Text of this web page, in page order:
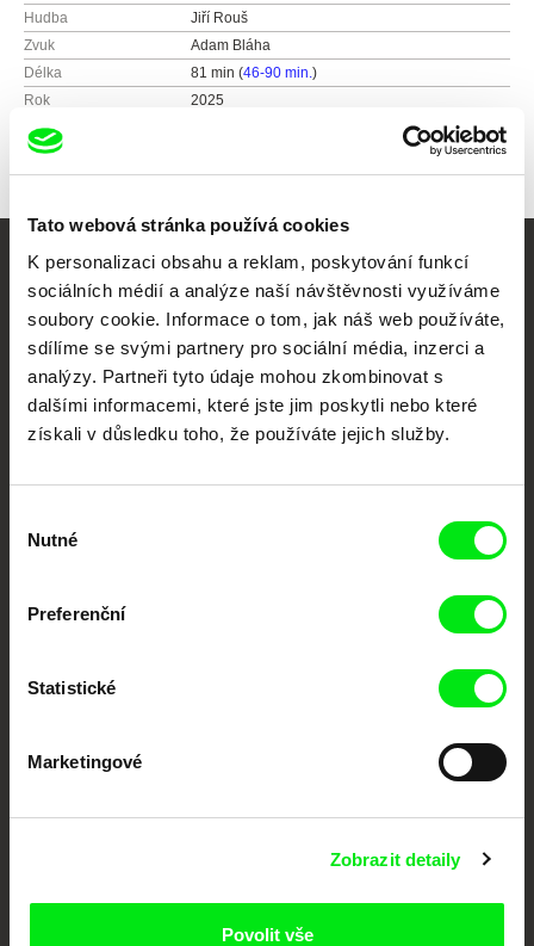
Tato webová stránka používá cookies
K personalizaci obsahu a reklam, poskytování funkcí
sociálních médií a analýze naší návštěvnosti využíváme
soubory cookie. Informace o tom, jak náš web používáte,
sdílíme se svými partnery pro sociální média, inzerci a
analýzy. Partneři tyto údaje mohou zkombinovat s
dalšími informacemi, které jste jim poskytli nebo které
získali v důsledku toho, že používáte jejich služby.
souhlasu
Nutné
Preferenční
Statistické
Marketingové
Zobrazit detaily
Povolit vše
Hudba
Jiří Rouš
Zvuk
Adam Bláha
Délka
81 min (46-90 min.)
Rok
2025
Barva
Vaše online
dokumentární kino
Nové festivalové filmy
každý týden
Portál DAFilms.cz je výsledkem tvůrčí spolupráce 7 klíčových evropských
posouvat hranice dokumentárního filmu, propagovat jeho rozmanitost a
Against Gravity